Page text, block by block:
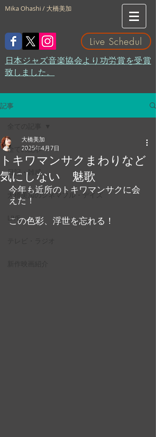
Mika Ohashi / 大橋美加
Live Schedul
​日本ジャズ音楽協会より功労賞を受賞
致しました。
記事
全ての記事
日記・雑感
大橋美加のシネマフル・デイズ
LIVE
トキワマンサクまわりなど
気にしない 魅歌
大橋美加
2025年4月7日
今年も近所のトキワマンサクに会
えた！
この色彩、浮世を忘れる！